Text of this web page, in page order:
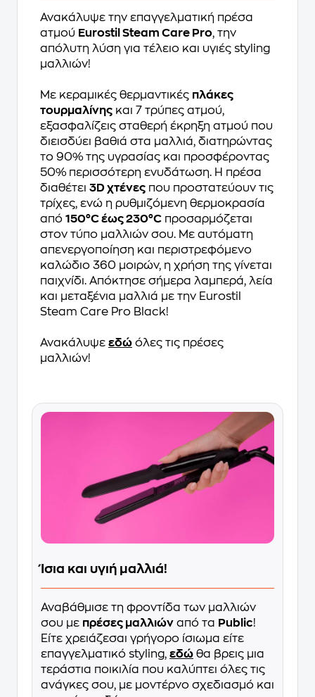
Ανακάλυψε την επαγγελματική πρέσα
ατμού Eurostil Steam Care Pro, την
απόλυτη λύση για τέλειο και υγιές styling
μαλλιών!
Με κεραμικές θερμαντικές πλάκες
τουρμαλίνης και 7 τρύπες ατμού,
εξασφαλίζεις σταθερή έκρηξη ατμού που
διεισδύει βαθιά στα μαλλιά, διατηρώντας
το 90% της υγρασίας και προσφέροντας
50% περισσότερη ενυδάτωση. Η πρέσα
διαθέτει 3D χτένες που προστατεύουν τις
τρίχες, ενώ η ρυθμιζόμενη θερμοκρασία
από 150°C έως 230°C προσαρμόζεται
στον τύπο μαλλιών σου. Με αυτόματη
απενεργοποίηση και περιστρεφόμενο
καλώδιο 360 μοιρών, η χρήση της γίνεται
παιχνίδι. Απόκτησε σήμερα λαμπερά, λεία
και μεταξένια μαλλιά με την Eurostil
Steam Care Pro Black!
Ανακάλυψε εδώ όλες τις πρέσες
μαλλιών!
Ίσια και υγιή μαλλιά!
Αναβάθμισε τη φροντίδα των μαλλιών
σου με πρέσες μαλλιών από τα Public!
Είτε χρειάζεσαι γρήγορο ίσιωμα είτε
επαγγελματικό styling, εδώ θα βρεις μια
τεράστια ποικιλία που καλύπτει όλες τις
ανάγκες σου, με μοντέρνο σχεδιασμό και